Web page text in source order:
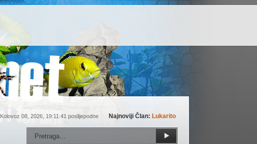
Kolovoz 08, 2026, 19:11:41 poslijepodne Najnoviji Član: Lukarito